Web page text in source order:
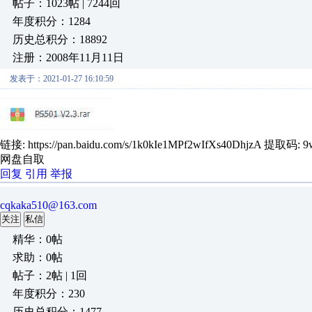
帖子：1023帖 | 7244回
年度积分：1284
历史总积分：18892
注册：2008年11月11日
发表于：2021-01-27 16:10:59
链接: https://pan.baidu.com/s/1k0kIe1MPf2wIfXs40DhjzA 提取码:
网盘自取
回复 引用 举报
cqkaka510@163.com
关注 私信
精华：0帖
求助：0帖
帖子：2帖 | 1回
年度积分：230